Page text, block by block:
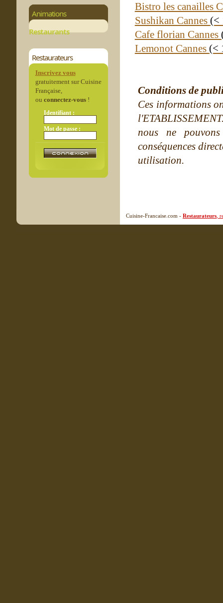
Animations
Restaurants
Restaurateurs
Inscrivez vous
gratuitement sur Cuisine
Française,
ou connectez-vous!
Identifiant :
Mot de passe :
Bistro les canailles
Sushikan Cannes (<
Cafe florian Cannes
Lemonot Cannes (<
Conditions de
Ces informations
nous ne
conséquences
utilisation.
Cuisine-Francaise.com - Restaurateurs ,